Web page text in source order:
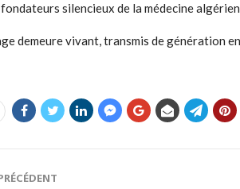
silencieux de la médecine
demeure vivant, transmis de génération